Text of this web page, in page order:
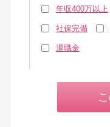
年収400万以上
社保完備
退職金